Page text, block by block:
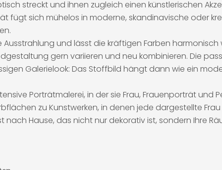
streckt und ihnen zugleich einen künstlerischen
fügt sich mühelos in moderne, skandinavische oder
und lässt die kräftigen Farben harmonisch
gern variieren und neu kombinieren. Die
Galerielook: Das Stoffbild hängt dann wie ein
Porträtmalerei, in der sie Frau, Frauenporträt und
zu Kunstwerken, in denen jede dargestellte
nach Hause, das nicht nur dekorativ ist, sondern Ihre